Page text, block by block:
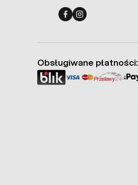
Obsługiwane płatności: